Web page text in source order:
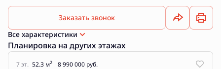
Заказать звонок
Все характеристики
Планировка на других этажах
7 эт. 52.3 м2 8 990 000 руб.